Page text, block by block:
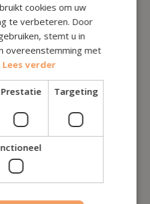
voor bedrijfsleiders
dat wordt aangeboden
de mogelijkheid biedt
in een spaarverzekering met een
kapitaalgarantie.
cookies om uw
te verbeteren. Door
stemt u in
overeenstemming met
Lees verder
Prestatie Targeting